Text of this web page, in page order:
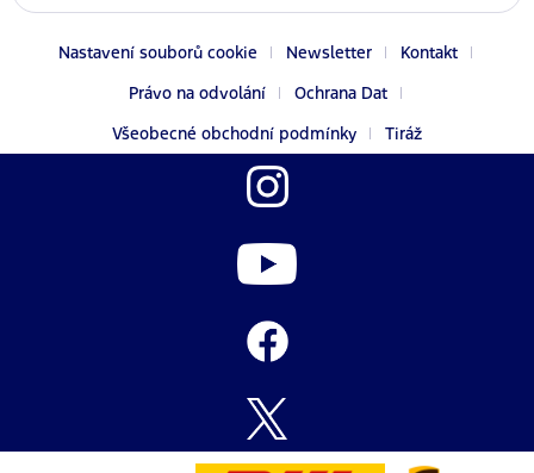
Nastavení souborů cookie Newsletter
Kontakt
Právo na odvolání
Ochrana Dat
Všeobecné obchodní podmínky
Tiráž